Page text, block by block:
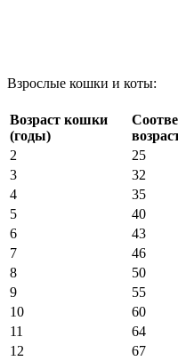
Взрослые кошки и коты:
Возраст кошки
(годы)
2
25
3
32
4
35
5
40
6
43
7
46
8
50
9
55
10
60
11
64
12
67